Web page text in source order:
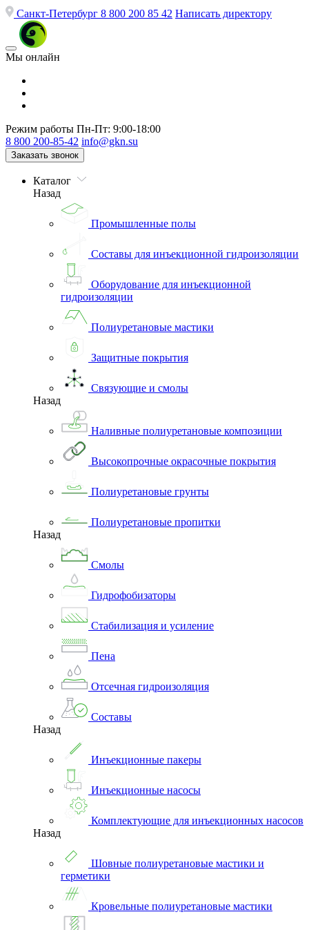
Санкт-Петербург 8 800 200 85 42 Написать директору
Мы онлайн
Режим работы Пн-Пт: 9:00-18:00
8 800 200-85-42 info@gkn.su
Заказать звонок
Каталог
Назад
Промышленные полы
Составы для инъекционной гидроизоляции
Оборудование для инъекционной
гидроизоляции
Полиуретановые мастики
Защитные покрытия
Связующие и смолы
Назад
Наливные полиуретановые композиции
Высокопрочные окрасочные покрытия
Полиуретановые грунты
Полиуретановые пропитки
Назад
Смолы
Гидрофобизаторы
Стабилизация и усиление
Пена
Отсечная гидроизоляция
Составы
Назад
Инъекционные пакеры
Инъекционные насосы
Комплектующие для инъекционных насосов
Назад
Шовные полиуретановые мастики и
герметики
Кровельные полиуретановые мастики